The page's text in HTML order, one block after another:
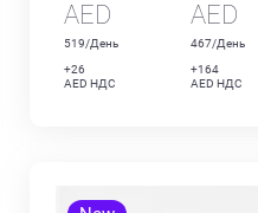
AED
519/День
+26
AED НДС
AED
467/День
+164
AED НДС